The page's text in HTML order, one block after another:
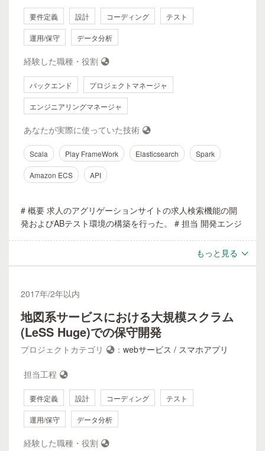
6ヶ月程度の内製のアジャイル開発チームであり 開発環境が
整っておらず開発環境へのデプロイも運用チームへ毎回依頼
していた。※ 開発が終わってもデプロイまで最大2週間程度
た。 ※開発環境もセキュアなデータ領域にアクセスできる構
成だったため運用上の改善は不可能だった。 ### 解決策 開
発チームが自由に使える開発環境をGCP上に構築し GitHub
Actionsでブランチ単位でデプロイが行えるようにした。 セ
キュアなデータを扱う部分はリファクタリングを推進しモッ
ク化することでGAE上で動作させた。 ### 成果 開発完了か
らに自動テストにも応用することができ品質改善にもつなが
った。 ステークホルダーへ動くデモを早く提供できるよう
になったので開発チームへの信頼感を高めた。
要件定義 設計 コーディング テスト
運用/保守 データ分析
経験した職種・役割
バックエンド プロジェクトマネージャ
エンジニアリングマネージャ
あなたが実際に使っていた技術
Scala Play FrameWork Elasticsearch Spark
Amazon ECS API
# 概要 求人のアグリゲーションサイトの求人検索機能の開
発およびABテスト環境の構築を行った。 # 担当 開発エンジ
技術 Scala, PlayFramework, Apache Spark ,VWO, Google
グツールが直列でStreamを処理しており、単一マシンの性
能に依存してしまっていた。その結果、ピークタイムは2時
間近くの遅延が度々発生していた。 処理の中の外部API呼び
出しなどのボトルネック箇所となり直列でしか処理できない
状態だった。 文字列のパースなどの処理は並列でスケール
アウト可能にし、非同期処理が必要な部分はパッチとしてあ
短縮することができた。 - **2社間の検索エンジンのABテス
ト環境構築** 一般的なフロントエンドのものではなく、検索
エンジンのマッチ率を対象にしたABテスト環境を構築し
た。 ユーザーの振り分けはVWOというプラットフォームを
た。 バックエンドで振り分けを行うためユーザーの行動の
もっと見る
2017年/2年以内
地図系サービスにおける大規模スクラム
(LeSS Huge)での保守開発
プロジェクトカテゴリ ： webサービス / スマホアプリ
担当工程
要件定義 設計 コーディング テスト
運用/保守 データ分析
経験した職種・役割